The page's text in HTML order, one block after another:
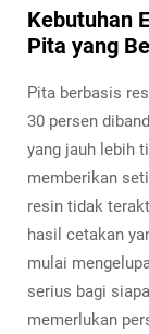
Kebutuhan
Pita yang
Pita berbasis
30 persen
yang jauh lebih
memberikan
resin tidak
hasil cetakan
mulai
serius bagi
memerlukan